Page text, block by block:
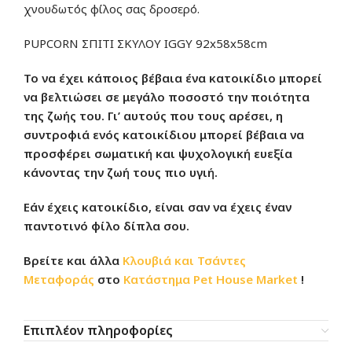
χνουδωτός φίλος σας δροσερό.
PUPCORN ΣΠΙΤΙ ΣΚΥΛΟΥ IGGY 92x58x58cm
Το να έχει κάποιος βέβαια ένα κατοικίδιο μπορεί
να βελτιώσει σε μεγάλο ποσοστό την ποιότητα
της ζωής του. Γι’ αυτούς που τους αρέσει, η
συντροφιά ενός κατοικίδιου μπορεί βέβαια να
προσφέρει σωματική και ψυχολογική ευεξία
κάνοντας την ζωή τους πιο υγιή.
Εάν έχεις κατοικίδιο, είναι σαν να έχεις έναν
παντοτινό φίλο δίπλα σου.
Βρείτε και άλλα Κλουβιά και Τσάντες
Μεταφοράς στο Κατάστημα Pet House Market !
Επιπλέον πληροφορίες